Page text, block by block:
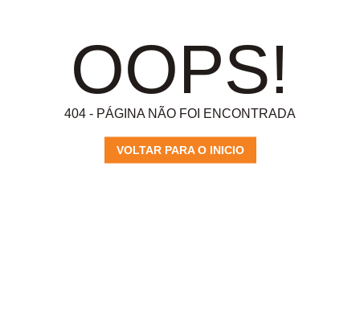
OOPS!
404 - PÁGINA NÃO FOI ENCONTRADA
VOLTAR PARA O INICIO